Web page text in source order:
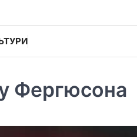
Фергюсона